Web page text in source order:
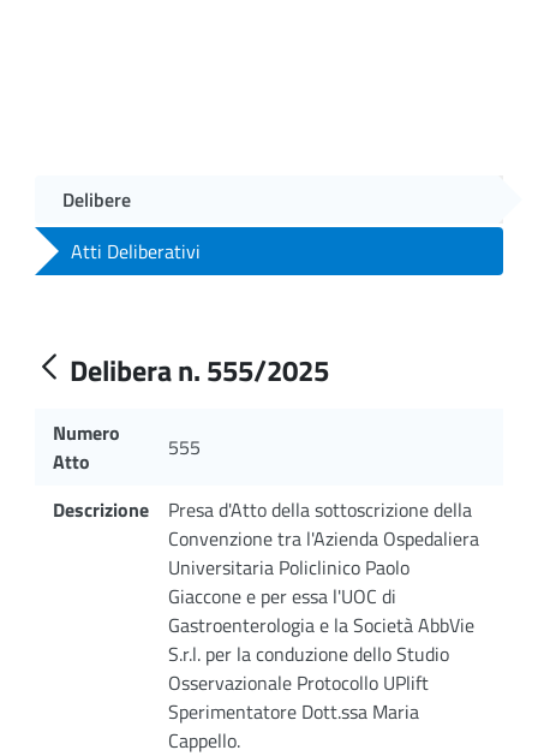
Delibere
Atti Deliberativi
Delibera n. 555/2025
Numero
Atto
555
Descrizione
Presa d'Atto della sottoscrizione della
Convenzione tra l'Azienda Ospedaliera
Universitaria Policlinico Paolo
Giaccone e per essa l'UOC di
Gastroenterologia e la Società AbbVie
S.r.l. per la conduzione dello Studio
Osservazionale Protocollo UPlift
Sperimentatore Dott.ssa Maria
Cappello.